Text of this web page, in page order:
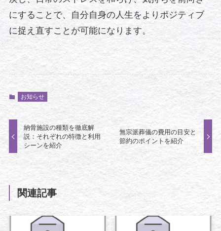
にすることで、自分自身の人生をよりポジティブ
に捉え直すことが可能になります。
お知らせ
納骨施設の種類を徹底解
説：それぞれの特徴と利用
シーンを紹介
無宗派葬儀の費用の目安と
節約のポイントを紹介
関連記事